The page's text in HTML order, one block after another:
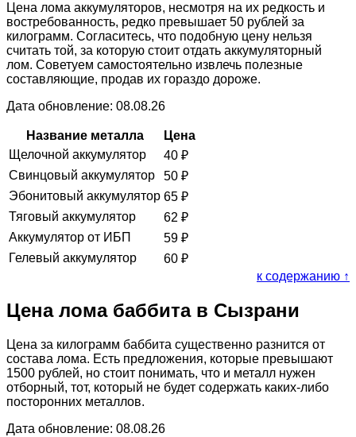
Цена лома аккумуляторов, несмотря на их редкость и
востребованность, редко превышает 50 рублей за
килограмм. Согласитесь, что подобную цену нельзя
считать той, за которую стоит отдать аккумуляторный
лом. Советуем самостоятельно извлечь полезные
составляющие, продав их гораздо дороже.
Дата обновление: 08.08.26
Название металла
Цена
Щелочной аккумулятор
40 ₽
Свинцовый аккумулятор
50 ₽
Эбонитовый аккумулятор 65 ₽
Тяговый аккумулятор
62 ₽
Аккумулятор от ИБП
59 ₽
Гелевый аккумулятор
60 ₽
к содержанию ↑
Цена лома баббита в Сызрани
Цена за килограмм баббита существенно разнится от
состава лома. Есть предложения, которые превышают
1500 рублей, но стоит понимать, что и металл нужен
отборный, тот, который не будет содержать каких-либо
посторонних металлов.
Дата обновление: 08.08.26